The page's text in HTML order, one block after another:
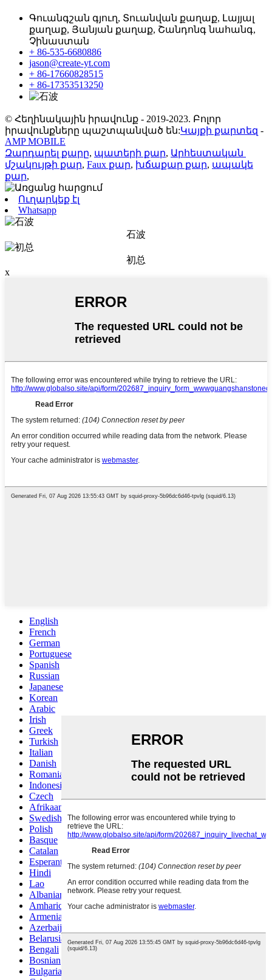
Գուանգշան գյուղ, Տուանվան քաղաք, Լայյալ
քաղաք, Յանյան քաղաք, Շանդոնգ նահանգ,
Չինաստան
+ 86-535-6680886
jason@create-yt.com
+ 86-17660828515
+ 86-17353513250
© Հեղինակային իրավունք - 2019-2023. Բոլոր
իրավունքները պաշտպանված են:Կայքի քարտեզ -
AMP MOBILE
Զարդարել քարը, պատերի քար, Արհեստական ​​
մշակույթի քար, Faux քար, խճաքար քար, ապակե
քար,
Ուղարկեք էլ
Whatsapp
石波
初总
x
English
French
German
Portuguese
Spanish
Russian
Japanese
Korean
Arabic
Irish
Greek
Turkish
Italian
Danish
Romanian
Indonesian
Czech
Afrikaans
Swedish
Polish
Basque
Catalan
Esperanto
Hindi
Lao
Albanian
Amharic
Armenian
Azerbaijani
Belarusian
Bengali
Bosnian
Bulgarian